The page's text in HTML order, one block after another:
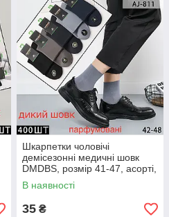
Шкарпетки чоловічі
демісезонні медичні шовк
DMDBS, розмір 41-47, асорті,
811
В наявності
35 ₴